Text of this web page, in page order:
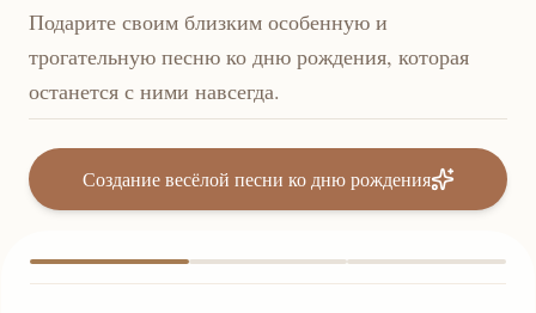
Подарите своим близким особенную и
трогательную песню ко дню рождения, которая
останется с ними навсегда.
Создание весёлой песни ко дню рождения